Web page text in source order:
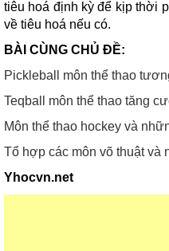
tiêu hoá định kỳ để kịp thời
về tiêu hoá nếu có.
BÀI CÙNG CHỦ ĐỀ:
Pickleball môn thể thao
Teqball môn thể thao tăng
Môn thể thao hockey và
Tổ hợp các môn võ thuật
Yhocvn.net